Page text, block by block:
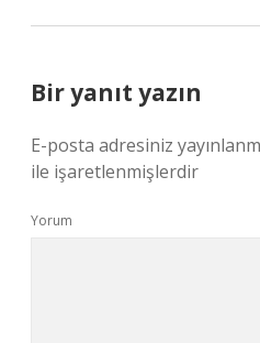
Bir yanıt yazın
E-posta adresiniz
ile işaretlenmişlerdir
Yorum